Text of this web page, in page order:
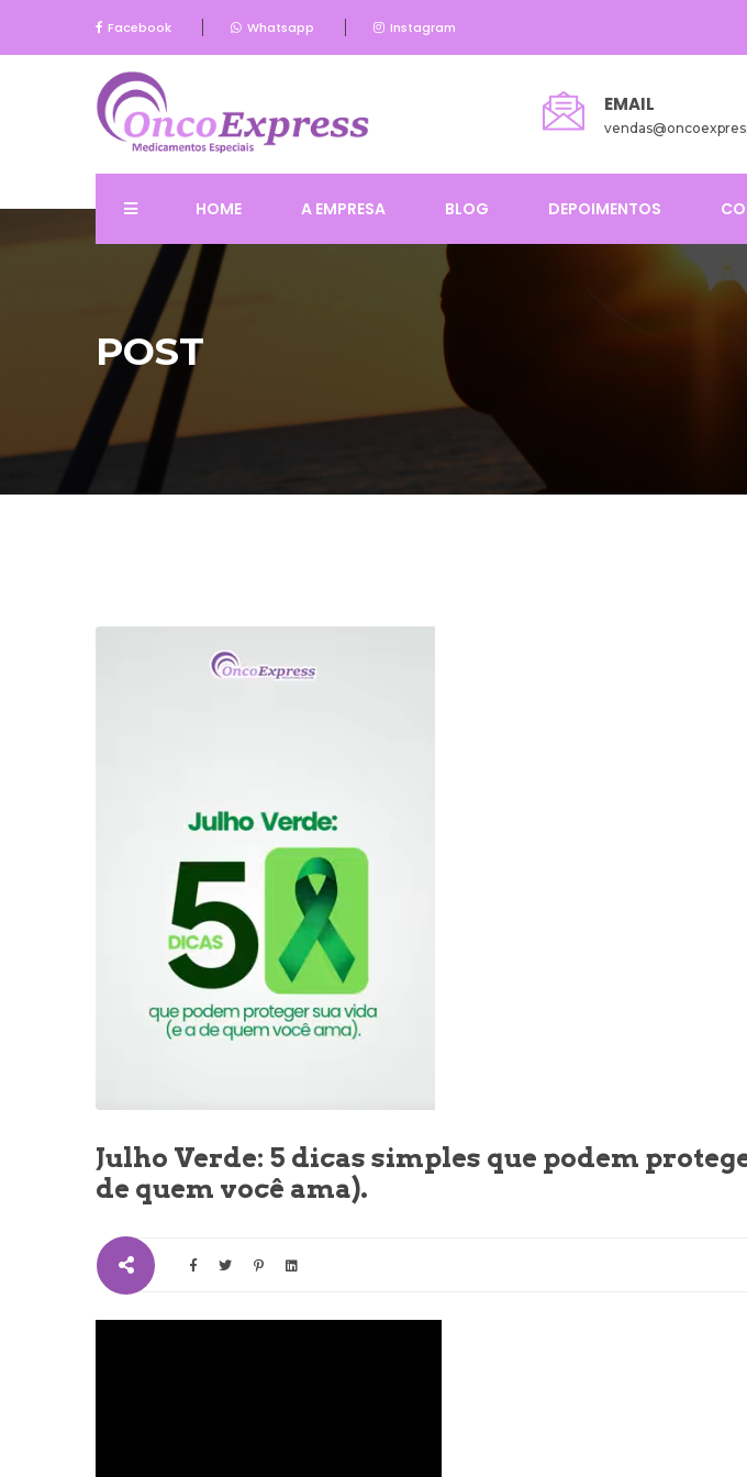
Facebook Whatsapp Instagram
EMAIL
HOME A EMPRESA BLOG DEPOIMENTOS
POST
Julho Verde: 5 dicas simples que podem
de quem você ama).